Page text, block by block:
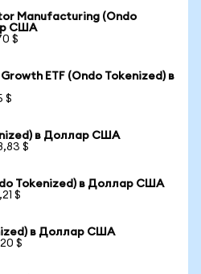
Manufacturing (Ondo
США
$
ETF (Ondo Tokenized) в
$
в Доллар США
$
Tokenized) в Доллар США
$
в Доллар США
$